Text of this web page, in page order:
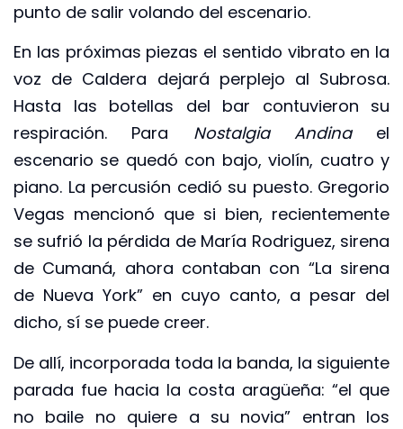
punto de salir volando del escenario.
En las próximas piezas el sentido vibrato en la
voz de Caldera dejará perplejo al Subrosa.
Hasta las botellas del bar contuvieron su
respiración. Para Nostalgia Andinael
escenario se quedó con bajo, violín, cuatro y
piano. La percusión cedió su puesto. Gregorio
Vegas mencionó que si bien, recientemente
se sufrió la pérdida de María Rodriguez, sirena
de Cumaná, ahora contaban con “La sirena
de Nueva York” en cuyo canto, a pesar del
dicho, sí se puede creer.
De allí, incorporada toda la banda, la siguiente
parada fue hacia la costa aragüeña: “el que
no baile no quiere a su novia” entran los